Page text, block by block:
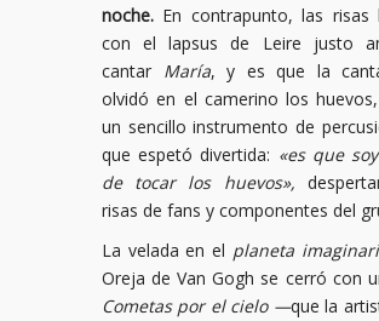
noche. En contrapunto, las risas
con el lapsus de Leire justo
cantar María, y es que la
olvidó en el camerino los
un sencillo instrumento de
que espetó divertida: «es que
de tocar los huevos»,
risas de fans y componentes del
La velada en el planeta
Oreja de Van Gogh se cerró con
Cometas por el cielo —que la